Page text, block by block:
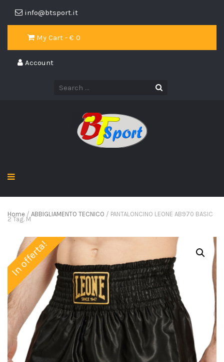
info@btsport.it
My Cart - € 0
Account
Home / ABBIGLIAMENTO TECNICO / PANTALONCINO LEONE AB970 BASIC
2 Tag. M
In offerta!